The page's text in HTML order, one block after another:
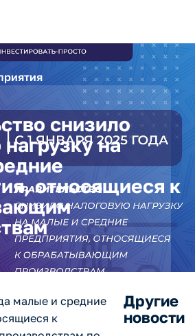
снизило
на
относящиеся к
малые и средние
к
Другие
новости